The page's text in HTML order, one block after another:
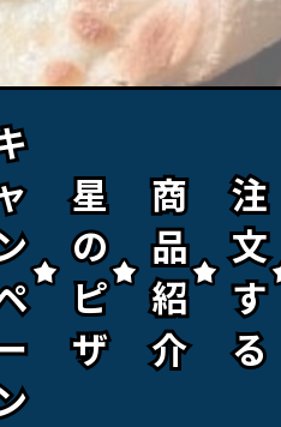
星
の
ピ
ザ
星
の
ピ
ザ
商
品
紹
介
商
品
紹
介
注
文
す
る
注
文
す
る